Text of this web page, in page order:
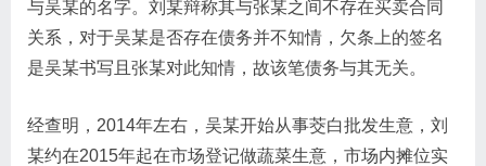
与吴某的名字。刘某辩称其与张某之间不存在买卖合同
关系，对于吴某是否存在债务并不知情，欠条上的签名
是吴某书写且张某对此知情，故该笔债务与其无关。
经查明，2014年左右，吴某开始从事茭白批发生意，刘
某约在2015年起在市场登记做蔬菜生意，市场内摊位实